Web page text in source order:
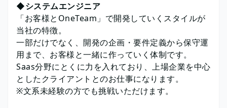
◆システムエンジニア
「お客様とOneTeam」で開発していくスタイルが
当社の特徴。
一部だけでなく、開発の企画・要件定義から保守運
用まで、お客様と一緒に作っていく体制です。
Saas分野にとくに力を入れており、上場企業を中心
としたクライアントとのお仕事になります。
※文系未経験の方でも挑戦いただけます。